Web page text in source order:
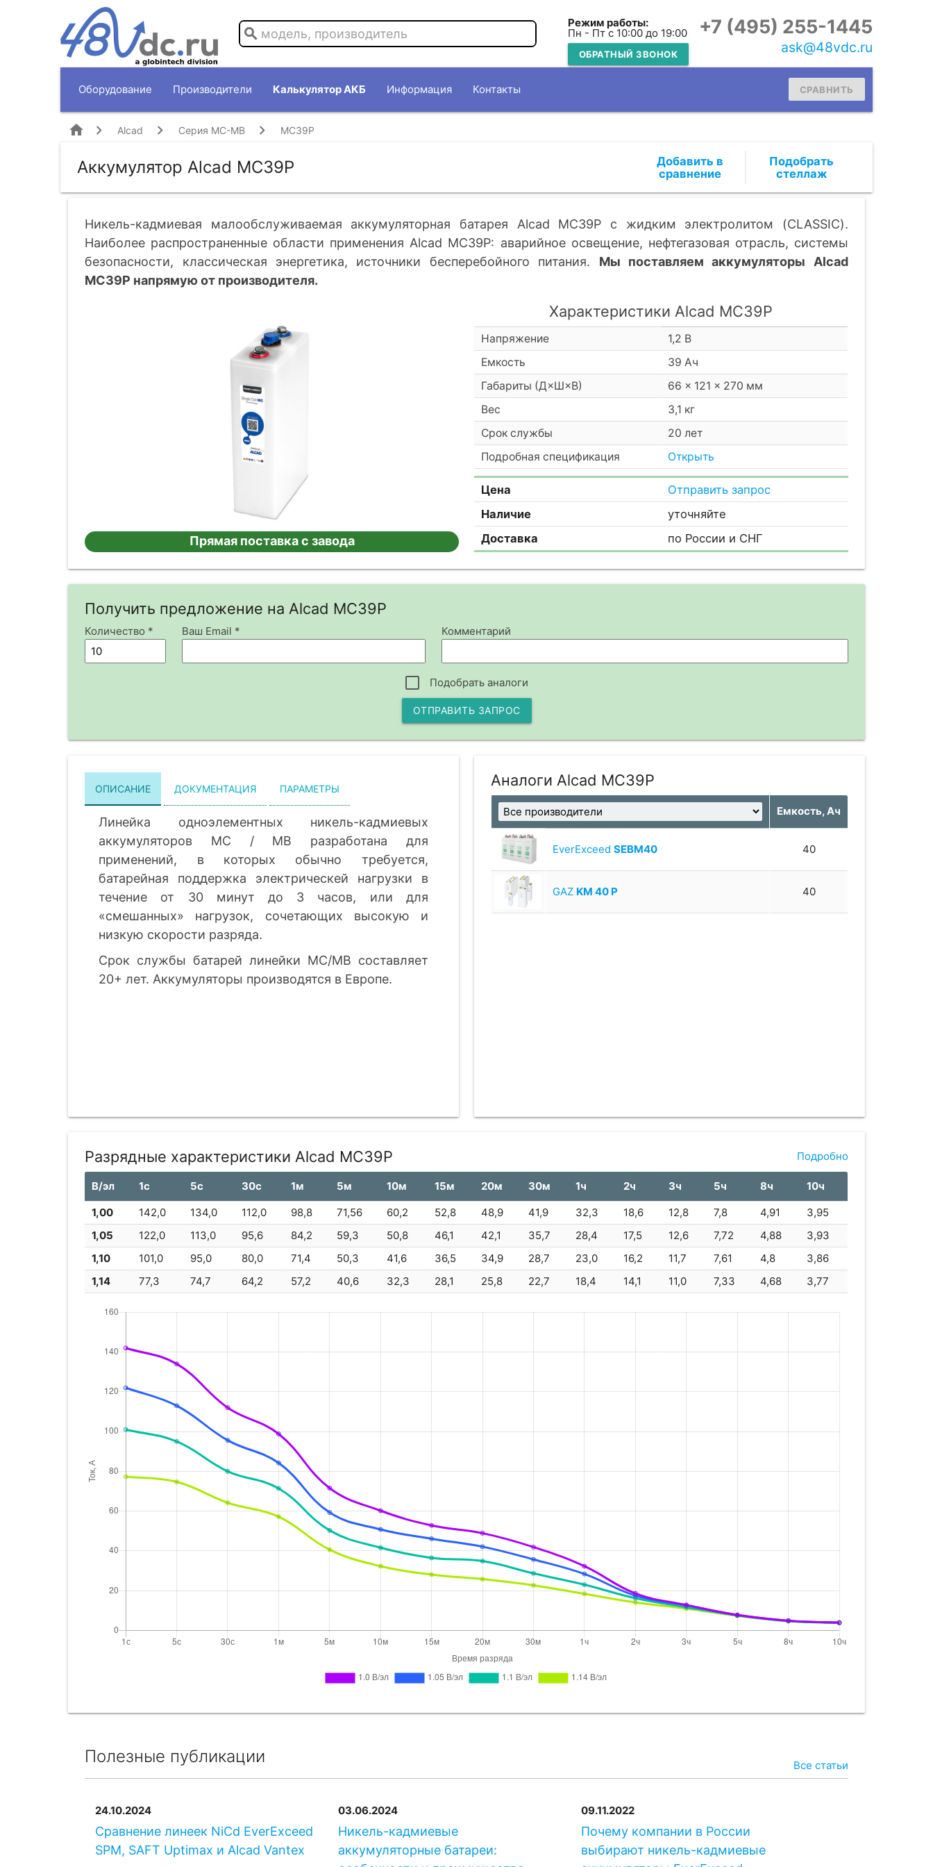
search
Режим работы:
Пн - Пт с 10:00 до 19:00
ОБРАТНЫЙ ЗВОНОК
+7 (495) 255-1445
ask@48vdc.ru
Оборудование Производители Калькулятор АКБ Информация Контакты СРАВНИТЬ
home Alcad Серия MC-MB MC39P
Аккумулятор Alcad MC39P
Подобрать
стеллаж
Никель-кадмиевая малообслуживаемая аккумуляторная батарея Alcad MC39P c жидким электролитом (CLASSIC).
Наиболее распространенные области применения Alcad MC39P: аварийное освещение, нефтегазовая отрасль, системы
безопасности, классическая энергетика, источники бесперебойного питания.
Мы поставляем аккумуляторы Alcad
MC39P напрямую от производителя.
Прямая поставка с завода
Характеристики Alcad MC39P
Напряжение
1,2 В
Емкость
39 Ач
Габариты (Д×Ш×В)
66 × 121 × 270 мм
Вес
3,1 кг
Срок службы
20 лет
Подробная спецификация
Открыть
Цена
Отправить запрос
Наличие
уточняйте
Доставка
по России и СНГ
Получить предложение на Alcad MC39P
Количество * Ваш Email * Комментарий
Подобрать аналоги
ОТПРАВИТЬ ЗАПРОС
ОПИСАНИЕ ДОКУМЕНТАЦИЯ ПАРАМЕТРЫ
Линейка одноэлементных никель-кадмиевых
аккумуляторов MC / MB разработана для
применений, в которых обычно требуется,
батарейная поддержка электрическей нагрузки в
течение от 30 минут до 3 часов, или для
«смешанных» нагрузок, сочетающих высокую и
низкую скорости разряда.
Срок службы батарей линейки MC/MB составляет
20+ лет. Аккумуляторы производятся в Европе.
Аналоги Alcad MC39P
Емкость, Ач
EverExceedSEBM40 40
GAZ KM 40 P 40
Разрядные характеристики Alcad MC39P Подробно
В/эл 1с 5с 30с 1м 5м 10м 15м 20м 30м 1ч 2ч 3ч 5ч 8ч
10ч
1,00
142,0 134,0 112,0 98,8 71,56 60,2 52,8 48,9 41,9 32,3 18,6 12,8 7,8 4,91
3,95
1,05
122,0 113,0 95,6 84,2 59,3 50,8 46,1 42,1 35,7 28,4 17,5 12,6 7,72 4,88
3,93
1,10
101,0 95,0 80,0 71,4 50,3 41,6 36,5 34,9 28,7 23,0 16,2 11,7 7,61 4,8
3,86
1,14
77,3 74,7 64,2 57,2 40,6 32,3 28,1 25,8 22,7 18,4 14,1 11,0 7,33 4,68 3,77
Полезные публикации Все статьи
24.10.2024
Сравнение линеек NiCd EverExceed
SPM, SAFT Uptimax и Alcad Vantex
03.06.2024
Никель-кадмиевые
аккумуляторные батареи:
09.11.2022
Почему компании в России
выбирают никель-кадмиевые